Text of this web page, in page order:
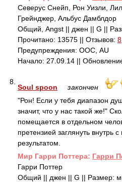
Северус Снейп, Рон Уизли,
Грейнджер, Альбус Дамблдор
Общий, Angst || джен || G ||
Прочитано: 13575 || Отзывов: 8
Предупреждения: ООС, AU
Начало: 27.09.14 ||
8.
Soul spoon
закончен
"Рон! Если у тебя диапазон
значит, что у нас такой же!"
помещается в отдельном
претензией заглянуть внутрь
результатом.
Mир Гарри Поттера: Гарри
Гарри Поттер
Общий || джен || G || Размер: